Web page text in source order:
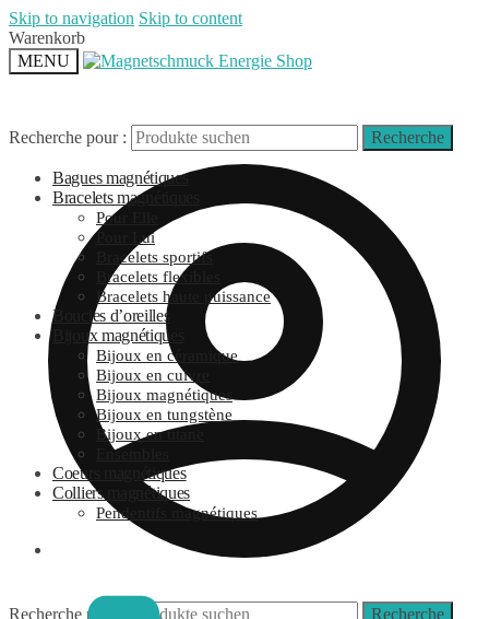
Skip to navigation Skip to content
Warenkorb
MENU
Recherche pour : Recherche
Recherche pour : Recherche
Bagues magnétiques
Bracelets magnétiques
Pour Elle
Pour Lui
Bracelets sportifs
Bracelets flexibles
Bracelets haute puissance
Boucles d’oreilles
Bijoux magnétiques
Bijoux en céramique
Bijoux en cuivre
Bijoux magnétiques
Bijoux en tungstène
Bijoux en titane
Ensembles
Coeurs magnétiques
Colliers magnétiques
Pendentifs magnétiques